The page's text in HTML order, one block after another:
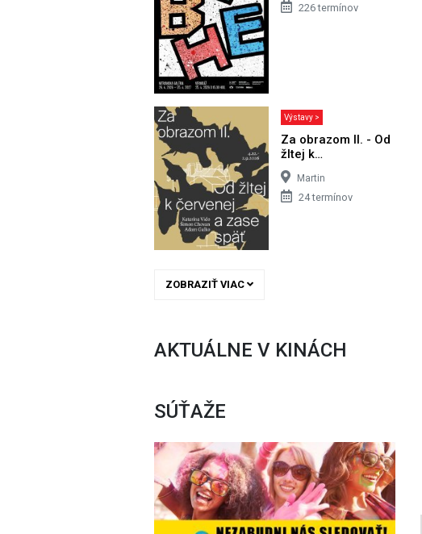
226 termínov
Výstavy >
Za obrazom II. - Od
žltej k…
Martin
24 termínov
ZOBRAZIŤ VIAC
AKTUÁLNE V KINÁCH
SÚŤAŽE